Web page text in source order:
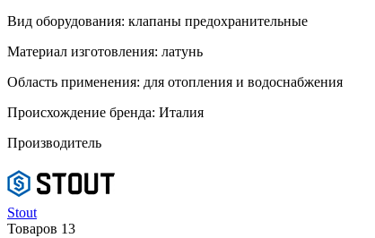
Вид оборудования: клапаны предохранительные
Материал изготовления: латунь
Область применения: для отопления и водоснабжения
Происхождение бренда: Италия
Производитель
Stout
Товаров 13